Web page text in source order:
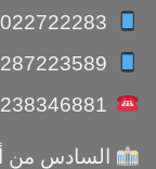
السادس من